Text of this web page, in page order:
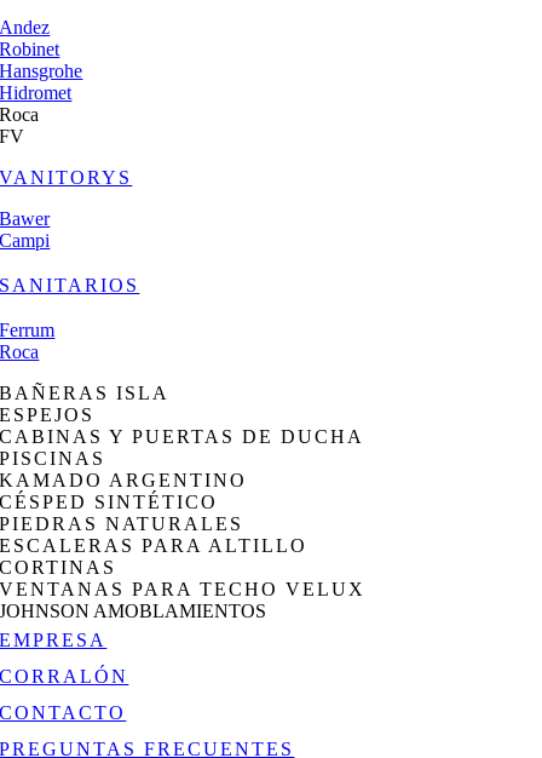
Andez
Robinet
Hansgrohe
Hidromet
Roca
FV
VANITORYS
Bawer
Campi
SANITARIOS
Ferrum
Roca
BAÑERAS ISLA
ESPEJOS
CABINAS Y PUERTAS DE DUCHA
PISCINAS
KAMADO ARGENTINO
CÉSPED SINTÉTICO
PIEDRAS NATURALES
ESCALERAS PARA ALTILLO
CORTINAS
VENTANAS PARA TECHO VELUX
JOHNSON AMOBLAMIENTOS
EMPRESA
CORRALÓN
CONTACTO
PREGUNTAS FRECUENTES